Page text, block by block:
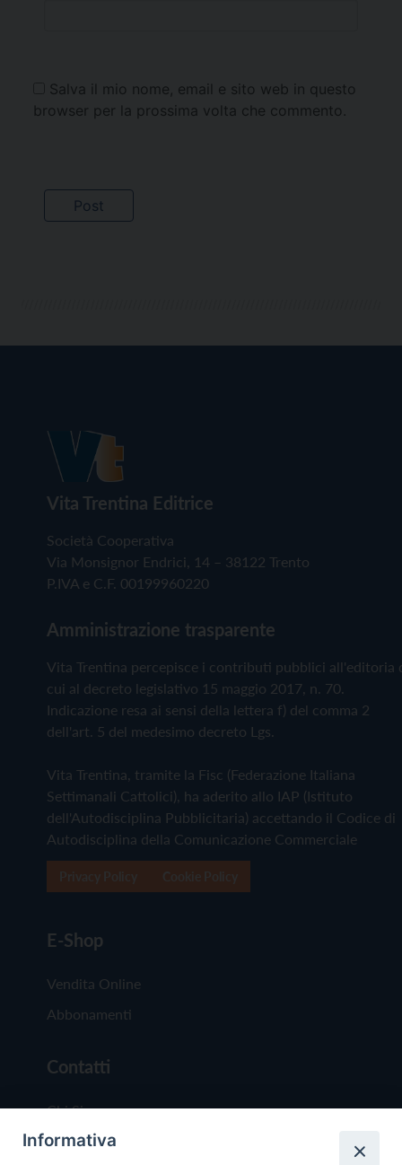
Salva il mio nome, email e sito web in questo
browser per la prossima volta che commento.
Vita Trentina Editrice
Società Cooperativa
Via Monsignor Endrici, 14 – 38122 Trento
P.IVA e C.F. 00199960220
Amministrazione trasparente
Vita Trentina percepisce i contributi pubblici all'editoria
cui al decreto legislativo 15 maggio 2017, n. 70.
Indicazione resa ai sensi della lettera f) del comma 2
dell'art. 5 del medesimo decreto Lgs.
Vita Trentina, tramite la Fisc (Federazione Italiana
Settimanali Cattolici), ha aderito allo IAP (Istituto
dell'Autodisciplina Pubblicitaria) accettando il Codice di
Autodisciplina della Comunicazione Commerciale
E-Shop
Vendita Online
Abbonamenti
Contatti
Chi Siamo
Redazione
Informativa